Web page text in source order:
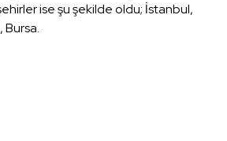
ise şu şekilde oldu; İstanbul,
Bursa.